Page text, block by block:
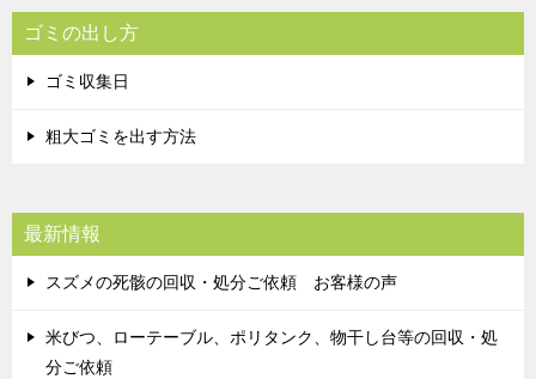
ゴミの出し方
ゴミ収集日
粗大ゴミを出す方法
最新情報
スズメの死骸の回収・処分ご依頼 お客様の声
米びつ、ローテーブル、ポリタンク、物干し台等の回収・処
分ご依頼